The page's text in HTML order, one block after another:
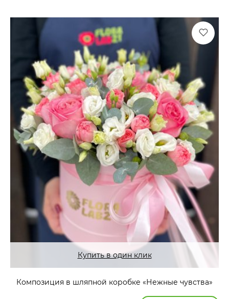
Купить в один клик
Композиция в шляпной коробке «Нежные чувства»